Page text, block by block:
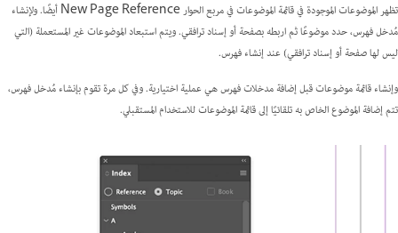
تظهر الموضوعات الموجودة في قائمة الموضوعات في مربع الحوار New Page Reference أيضًا. ولإنشاء
مُدخل فهرس، حدد موضوعًا ثم اربطه بصفحة أو إسناد ترافقي. ويتم استبعاد الموضوعات غير المستعملة (التي
ليس لها صفحة أو إسناد ترافقي) عند إنشاء فهرس.
وإنشاء قائمة موضوعات قبل إضافة مدخلات فهرس هي عملية اختيارية. وفي كل مرة تقوم بإنشاء مُدخل فهرس،
تتم إضافة الموضوع الخاص به تلقائيًا إلى قائمة الموضوعات للاستخدام المستقبلي.